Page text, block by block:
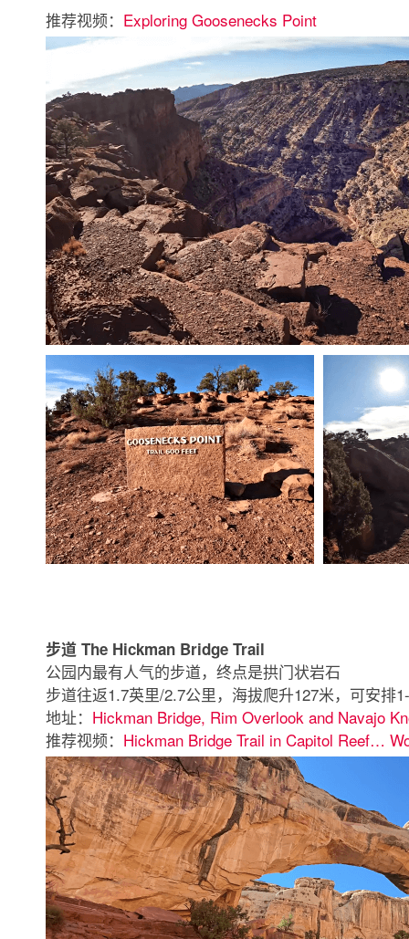
推荐视频： Exploring Goosenecks Point
步道 The Hickman Bridge Trail
公园内最有人气的步道，终点是拱门状岩石
步道往返1.7英里/2.7公里，海拔爬升127米，可安排
地址： Hickman Bridge, Rim Overlook and Navajo
推荐视频： Hickman Bridge Trail in Capitol Reef…